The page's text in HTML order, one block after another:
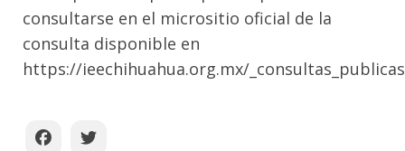
consultarse en el micrositio oficial de la
consulta disponible en
https://ieechihuahua.org.mx/